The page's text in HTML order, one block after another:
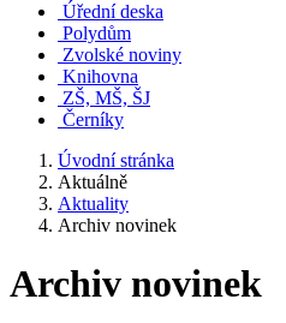
Úřední deska
Polydům
Zvolské noviny
Knihovna
ZŠ, MŠ, ŠJ
Černíky
Úvodní stránka
Aktuálně
Aktuality
Archiv novinek
Archiv novinek